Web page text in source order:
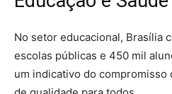
No setor educacional, Brasília
escolas públicas e 450 mil
um indicativo do compromisso